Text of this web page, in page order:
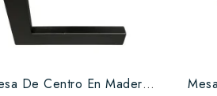
Mesa De Centro En Madera De...